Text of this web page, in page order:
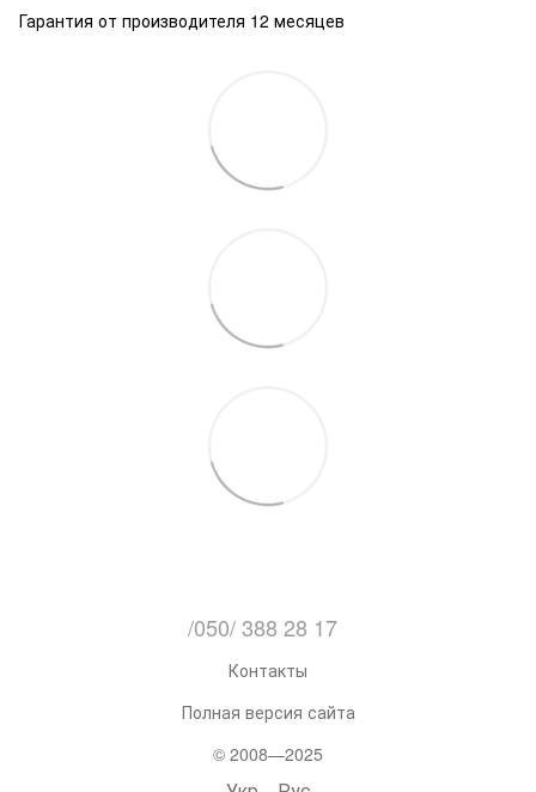
Гарантия от производителя 12 месяцев
/050/ 388 28 17
Контакты
Полная версия сайта
© 2008—2025